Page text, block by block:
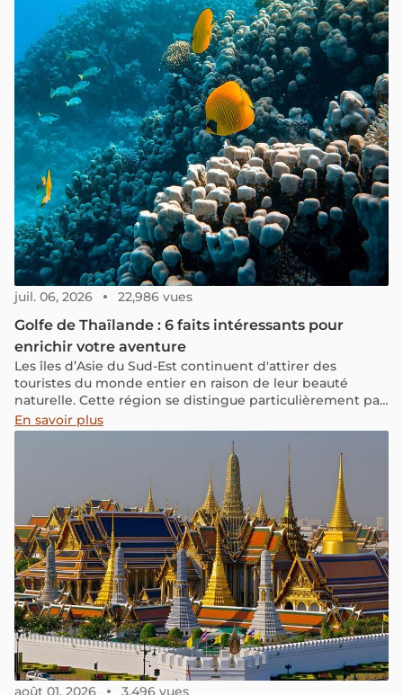
juil. 06, 2026 22,986 vues
Golfe de Thaïlande : 6 faits intéressants pour
enrichir votre aventure
Les îles d’Asie du Sud-Est continuent d'attirer des
touristes du monde entier en raison de leur beauté
naturelle. Cette région se distingue particulièrement par
ses mers et ses îles, formées à partir de l'est de l'océan
Pacifique. L'une des plus vastes baies de cette région est
le golfe de Thaïlande. Vous avez probablement beaucoup
entendu parler de cette région, mais avez-vous vraiment
exploré tout ce qu'elle a à offrir ? Le golfe de Thaïlande
est-il exclusivement situé en Thaïlande ? Toutes les
informations intéressantes sur ce golfe seront dévoilées
dans l'article ci-dessous, alors suivez-nous !
En savoir plus
août 01, 2026 3,496 vues